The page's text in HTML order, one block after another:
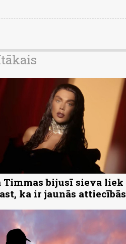
Timmas bijusī sieva liek
ka ir jaunās attiecībās